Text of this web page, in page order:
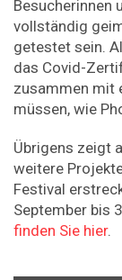
Besucherinnen
vollständig
getestet sein.
das Covid-
zusammen mit
müssen, wie
Übrigens zeigt
weitere
Festival
September bis
finden Sie hier.